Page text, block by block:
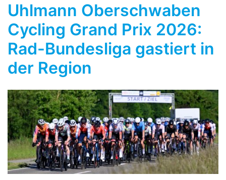
Uhlmann Oberschwaben
Cycling Grand Prix 2026:
Rad-Bundesliga gastiert in
der Region